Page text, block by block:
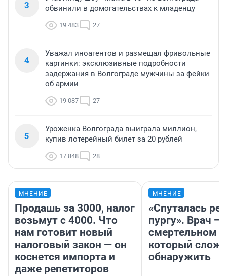
3
обвинили в домогательствах к младенцу
19 483 27
4
Уважал иноагентов и размещал фривольные
картинки: эксклюзивные подробности
задержания в Волгограде мужчины за фейки
об армии
19 087 27
5
Уроженка Волгограда выиграла миллион,
купив лотерейный билет за 20 рублей
17 848 28
МНЕНИЕ
Продашь за 3000, налог
возьмут с 4000. Что
нам готовит новый
налоговый закон — он
коснется импорта и
даже репетиторов
МНЕНИЕ
«Спуталась
пургу». Врач —
смертельном
который
обнаружить